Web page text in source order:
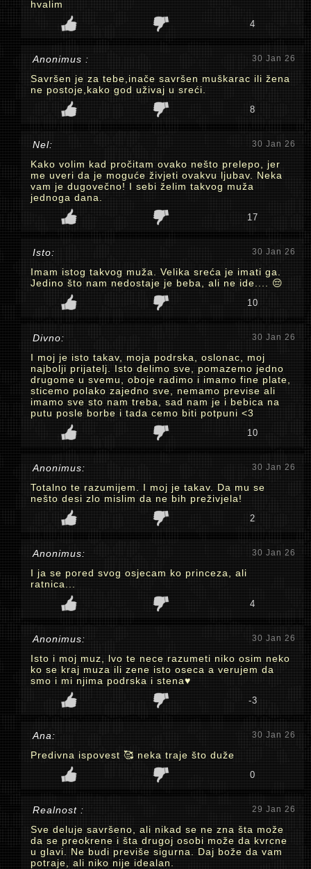
hvalim
4
Anonimus : 30 Jan 26
Savršen je za tebe,inače savršen muškarac ili žena
ne postoje,kako god uživaj u sreći.
8
Nel: 30 Jan 26
Kako volim kad pročitam ovako nešto prelepo, jer
me uveri da je moguće živjeti ovakvu ljubav. Neka
vam je dugovečno! I sebi želim takvog muža
jednoga dana.
17
Isto: 30 Jan 26
Imam istog takvog muža. Velika sreća je imati ga.
Jedino što nam nedostaje je beba, ali ne ide.... 😔
10
Divno: 30 Jan 26
I moj je isto takav, moja podrska, oslonac, moj
najbolji prijatelj. Isto delimo sve, pomazemo jedno
drugome u svemu, oboje radimo i imamo fine plate,
sticemo polako zajedno sve, nemamo previse ali
imamo sve sto nam treba, sad nam je i bebica na
putu posle borbe i tada cemo biti potpuni <3
10
Anonimus: 30 Jan 26
Totalno te razumijem. I moj je takav. Da mu se
nešto desi zlo mislim da ne bih preživjela!
2
Anonimus: 30 Jan 26
I ja se pored svog osjecam ko princeza, ali
ratnica...
4
Anonimus: 30 Jan 26
Isto i moj muz, lvo te nece razumeti niko osim neko
ko se kraj muza ili zene isto oseca a verujem da
smo i mi njima podrska i stena♥️
-3
Ana: 30 Jan 26
Predivna ispovest 🥰 neka traje što duže
0
Realnost : 29 Jan 26
Sve deluje savršeno, ali nikad se ne zna šta može
da se preokrene i šta drugoj osobi može da kvrcne
u glavi. Ne budi previše sigurna. Daj bože da vam
potraje, ali niko nije idealan.